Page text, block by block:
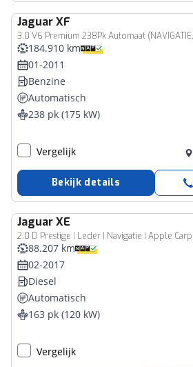
JaguarXF
184.910 km
01-2011
Benzine
Automatisch
238 pk (175 kW)
Vergelijk
Bekijk details
JaguarXE
88.207 km
02-2017
Diesel
Automatisch
163 pk (120 kW)
Vergelijk